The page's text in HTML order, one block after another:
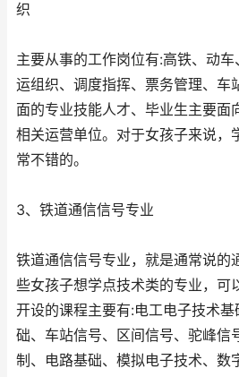
织
主要从事的工作岗位有:高铁、动
运组织、调度指挥、票务管理、车
面的专业技能人才、毕业生主要面
相关运营单位。对于女孩子来说，
常不错的。
3、铁道通信信号专业
铁道通信信号专业，就是通常说的
些女孩子想学点技术类的专业，可
开设的课程主要有:电工电子技术
础、车站信号、区间信号、驼峰信
制、电路基础、模拟电子技术、数